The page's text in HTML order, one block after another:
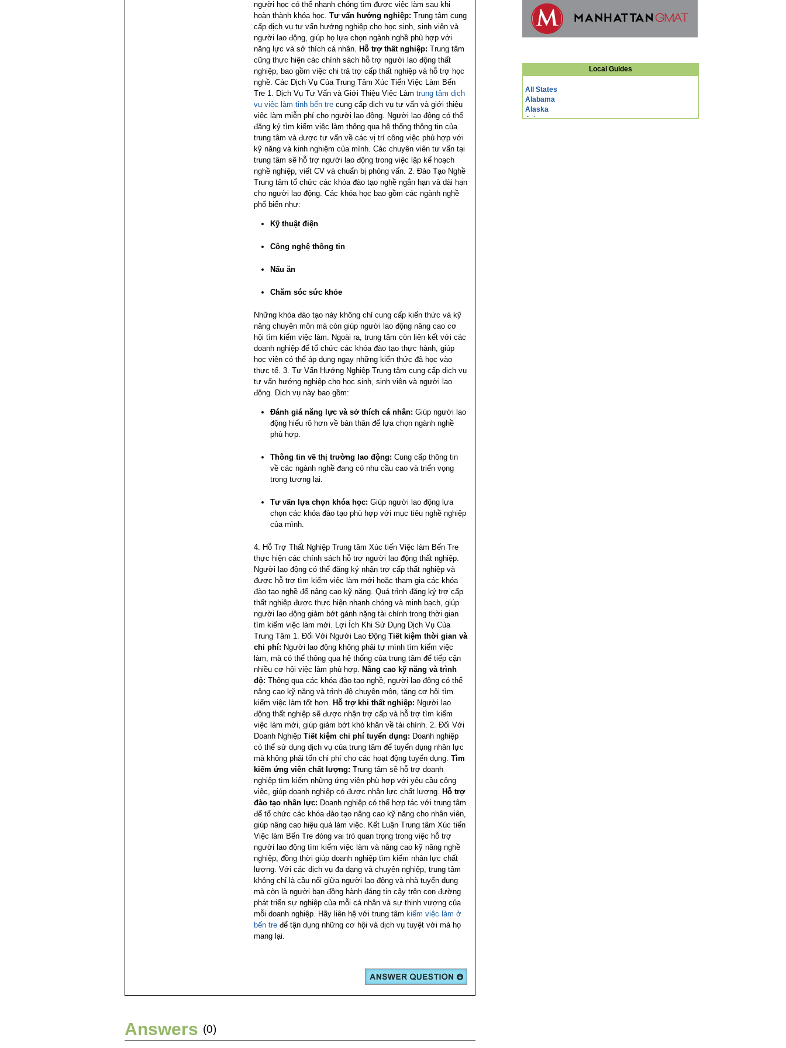
người học có thể nhanh chóng tìm được việc làm sau khi
hoàn thành khóa học. Tư vấn hướng nghiệp: Trung tâm cung
cấp dịch vụ tư vấn hướng nghiệp cho học sinh, sinh viên và
người lao động, giúp họ lựa chọn ngành nghề phù hợp với
năng lực và sở thích cá nhân. Hỗ trợ thất nghiệp: Trung tâm
cũng thực hiện các chính sách hỗ trợ người lao động thất
nghiệp, bao gồm việc chi trả trợ cấp thất nghiệp và hỗ trợ học
nghề. Các Dịch Vụ Của Trung Tâm Xúc Tiến Việc Làm Bến
Tre 1. Dịch Vụ Tư Vấn và Giới Thiệu Việc Làm trung tâm dịch
vụ việc làm tỉnh bến tre cung cấp dịch vụ tư vấn và giới thiệu
việc làm miễn phí cho người lao động. Người lao động có thể
đăng ký tìm kiếm việc làm thông qua hệ thống thông tin của
trung tâm và được tư vấn về các vị trí công việc phù hợp với
kỹ năng và kinh nghiệm của mình. Các chuyên viên tư vấn tại
trung tâm sẽ hỗ trợ người lao động trong việc lập kế hoạch
nghề nghiệp, viết CV và chuẩn bị phỏng vấn. 2. Đào Tạo Nghề
Trung tâm tổ chức các khóa đào tạo nghề ngắn hạn và dài hạn
cho người lao động. Các khóa học bao gồm các ngành nghề
phổ biến như:
Kỹ thuật điện
Công nghệ thông tin
Nấu ăn
Chăm sóc sức khỏe
Những khóa đào tạo này không chỉ cung cấp kiến thức và kỹ
năng chuyên môn mà còn giúp người lao động nâng cao cơ
hội tìm kiếm việc làm. Ngoài ra, trung tâm còn liên kết với các
doanh nghiệp để tổ chức các khóa đào tạo thực hành, giúp
học viên có thể áp dụng ngay những kiến thức đã học vào
thực tế. 3. Tư Vấn Hướng Nghiệp Trung tâm cung cấp dịch vụ
tư vấn hướng nghiệp cho học sinh, sinh viên và người lao
động. Dịch vụ này bao gồm:
Đánh giá năng lực và sở thích cá nhân: Giúp người lao
động hiểu rõ hơn về bản thân để lựa chọn ngành nghề
phù hợp.
Thông tin về thị trường lao động: Cung cấp thông tin
về các ngành nghề đang có nhu cầu cao và triển vọng
trong tương lai.
Tư vấn lựa chọn khóa học: Giúp người lao động lựa
chọn các khóa đào tạo phù hợp với mục tiêu nghề nghiệp
của mình.
4. Hỗ Trợ Thất Nghiệp Trung tâm Xúc tiến Việc làm Bến Tre
thực hiện các chính sách hỗ trợ người lao động thất nghiệp.
Người lao động có thể đăng ký nhận trợ cấp thất nghiệp và
được hỗ trợ tìm kiếm việc làm mới hoặc tham gia các khóa
đào tạo nghề để nâng cao kỹ năng. Quá trình đăng ký trợ cấp
thất nghiệp được thực hiện nhanh chóng và minh bạch, giúp
người lao động giảm bớt gánh nặng tài chính trong thời gian
tìm kiếm việc làm mới. Lợi Ích Khi Sử Dụng Dịch Vụ Của
Trung Tâm 1. Đối Với Người Lao Động Tiết kiệm thời gian và
chi phí: Người lao động không phải tự mình tìm kiếm việc
làm, mà có thể thông qua hệ thống của trung tâm để tiếp cận
nhiều cơ hội việc làm phù hợp. Nâng cao kỹ năng và trình
độ: Thông qua các khóa đào tạo nghề, người lao động có thể
nâng cao kỹ năng và trình độ chuyên môn, tăng cơ hội tìm
kiếm việc làm tốt hơn. Hỗ trợ khi thất nghiệp: Người lao
động thất nghiệp sẽ được nhận trợ cấp và hỗ trợ tìm kiếm
việc làm mới, giúp giảm bớt khó khăn về tài chính. 2. Đối Với
Doanh Nghiệp Tiết kiệm chi phí tuyển dụng: Doanh nghiệp
có thể sử dụng dịch vụ của trung tâm để tuyển dụng nhân lực
mà không phải tốn chi phí cho các hoạt động tuyển dụng. Tìm
kiếm ứng viên chất lượng: Trung tâm sẽ hỗ trợ doanh
nghiệp tìm kiếm những ứng viên phù hợp với yêu cầu công
việc, giúp doanh nghiệp có được nhân lực chất lượng. Hỗ trợ
đào tạo nhân lực: Doanh nghiệp có thể hợp tác với trung tâm
để tổ chức các khóa đào tạo nâng cao kỹ năng cho nhân viên,
giúp nâng cao hiệu quả làm việc. Kết Luận Trung tâm Xúc tiến
Việc làm Bến Tre đóng vai trò quan trọng trong việc hỗ trợ
người lao động tìm kiếm việc làm và nâng cao kỹ năng nghề
nghiệp, đồng thời giúp doanh nghiệp tìm kiếm nhân lực chất
lượng. Với các dịch vụ đa dạng và chuyên nghiệp, trung tâm
không chỉ là cầu nối giữa người lao động và nhà tuyển dụng
mà còn là người bạn đồng hành đáng tin cậy trên con đường
phát triển sự nghiệp của mỗi cá nhân và sự thịnh vượng của
mỗi doanh nghiệp. Hãy liên hệ với trung tâm kiếm việc làm ở
bến tre để tận dụng những cơ hội và dịch vụ tuyệt vời mà họ
mang lại.
Answers (0)
Local Guides
All States
Alabama
Alaska
Arizona